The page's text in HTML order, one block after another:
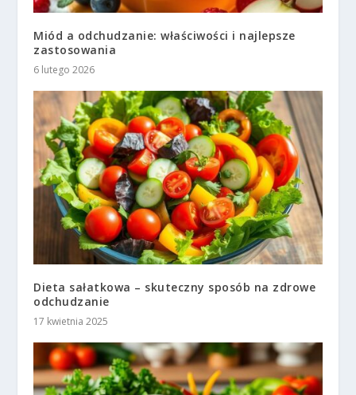
Miód a odchudzanie: właściwości i najlepsze
zastosowania
6 lutego 2026
Dieta sałatkowa – skuteczny sposób na zdrowe
odchudzanie
17 kwietnia 2025